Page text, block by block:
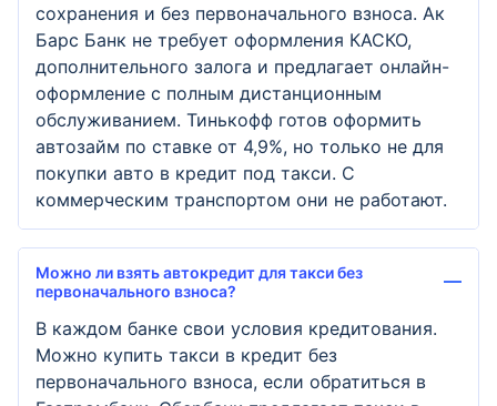
сохранения и без первоначального взноса. Ак
Барс Банк не требует оформления КАСКО,
дополнительного залога и предлагает онлайн-
оформление с полным дистанционным
обслуживанием. Тинькофф готов оформить
автозайм по ставке от 4,9%, но только не для
покупки авто в кредит под такси. С
коммерческим транспортом они не работают.
Можно ли взять автокредит для такси без
первоначального взноса?
В каждом банке свои условия кредитования.
Можно купить такси в кредит без
первоначального взноса, если обратиться в